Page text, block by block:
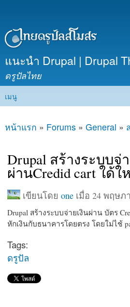
เนื้อหา
แนะนำ Drupal | Drupal
ดรูปัลไทย
Main menu
เมนู
คุณอยู่ที่นี่
หน้าแรก » Forums » General »
Drupal สร้างระบบจ่
ผ่านCredid cart ใด้
เขียนโดย oneเมื่อ 24 พฤษภ
Drupal สร้างระบบจ่ายเงินผ่าน บัตร
หักเงินกับธนาคารโดยตรง โดยใม่ไช้
Tags:
ดรูปัล